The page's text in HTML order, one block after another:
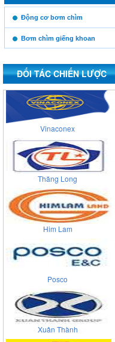
https:/www.high-
endrolex.com/13
Động cơ bơm chìm
Bơm chìm giếng khoan
ĐỐI TÁC CHIẾN LƯỢC
Cienco 4
Viglacera
Vinaconex
Thăng Long
Him Lam
Posco
Xuân Thành